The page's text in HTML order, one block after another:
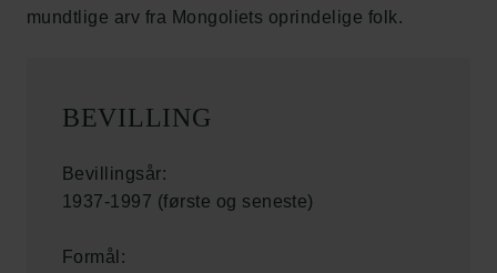
mundtlige arv fra Mongoliets oprindelige folk.
BEVILLING
Bevillingsår:
1937-1997 (første og seneste)
Formål: